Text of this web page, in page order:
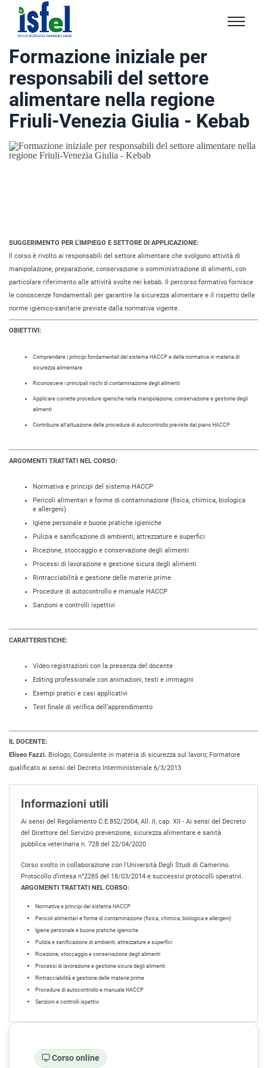
Isfel
Istituto
specialistico
formazione
e
lavoro
Formazione iniziale per
responsabili del settore
alimentare nella regione
Friuli-Venezia Giulia - Kebab
SUGGERIMENTO PER L’IMPIEGO E SETTORE DI APPLICAZIONE:
Il corso è rivolto ai responsabili del settore alimentare che svolgono attività di
manipolazione, preparazione, conservazione o somministrazione di alimenti, con
particolare riferimento alle attività svolte nei kebab. Il percorso formativo fornisce
le conoscenze fondamentali per garantire la sicurezza alimentare e il rispetto delle
norme igienico-sanitarie previste dalla normativa vigente.
OBIETTIVI:
Comprendere i principi fondamentali del sistema HACCP e della normativa in materia di
sicurezza alimentare
Riconoscere i principali rischi di contaminazione degli alimenti
Applicare corrette procedure igieniche nella manipolazione, conservazione e gestione degli
alimenti
Contribuire all’attuazione delle procedure di autocontrollo previste dal piano HACCP
ARGOMENTI TRATTATI NEL CORSO:
Normativa e principi del sistema HACCP
Pericoli alimentari e forme di contaminazione (fisica, chimica, biologica
e allergeni)
Igiene personale e buone pratiche igieniche
Pulizia e sanificazione di ambienti, attrezzature e superfici
Ricezione, stoccaggio e conservazione degli alimenti
Processi di lavorazione e gestione sicura degli alimenti
Rintracciabilità e gestione delle materie prime
Procedure di autocontrollo e manuale HACCP
Sanzioni e controlli ispettivi
CARATTERISTICHE:
Video registrazioni con la presenza del docente
Editing professionale con animazioni, testi e immagini
Esempi pratici e casi applicativi
Test finale di verifica dell’apprendimento
IL DOCENTE:
Eliseo Fazzi. Biologo; Consulente in materia di sicurezza sul lavoro; Formatore
qualificato ai sensi del Decreto Interministeriale 6/3/2013
Informazioni utili
Ai sensi del Regolamento C.E.852/2004, All. II, cap. XII - Ai sensi del Decreto
del Direttore del Servizio prevenzione, sicurezza alimentare e sanità
pubblica veterinaria n. 728 del 22/04/2020
Corso svolto in collaborazione con l'Università Degli Studi di Camerino.
Protocollo d’intesa n°2285 del 18/03/2014 e successivi protocolli operativi.
ARGOMENTI TRATTATI NEL CORSO:
Normativa e principi del sistema HACCP
Pericoli alimentari e forme di contaminazione (fisica, chimica, biologica e allergeni)
Igiene personale e buone pratiche igieniche
Pulizia e sanificazione di ambienti, attrezzature e superfici
Ricezione, stoccaggio e conservazione degli alimenti
Processi di lavorazione e gestione sicura degli alimenti
Rintracciabilità e gestione delle materie prime
Procedure di autocontrollo e manuale HACCP
Sanzioni e controlli ispettivi
Corso online